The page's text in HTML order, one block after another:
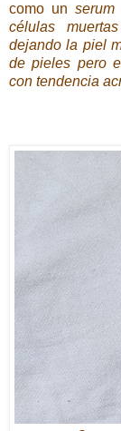
como un
células
dejando la piel
de pieles pero
con tendencia